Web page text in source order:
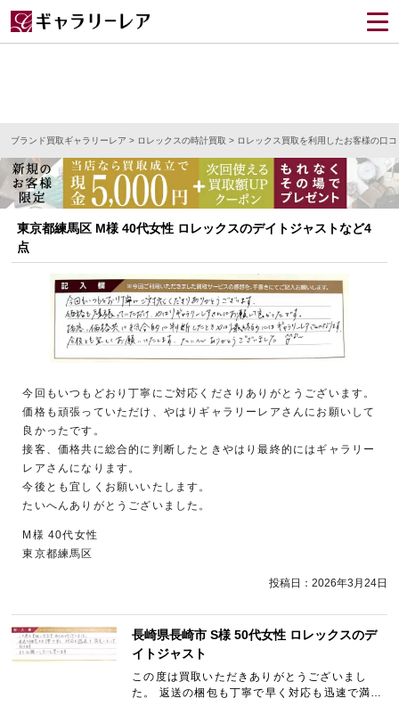
ブランド買取ギャラリーレア > ロレックスの時計買取 > ロレックス買取を利用したお客様の口コ
東京都練馬区 M様 40代女性 ロレックスのデイトジャストなど4
点
今回もいつもどおり丁寧にご対応くださりありがとうございます。
価格も頑張っていただけ、やはりギャラリーレアさんにお願いして
良かったです。
接客、価格共に総合的に判断したときやはり最終的にはギャラリー
レアさんになります。
今後とも宜しくお願いいたします。
たいへんありがとうございました。
M様 40代女性
東京都練馬区
投稿日： 2026年3月24日
長崎県長崎市 S様 50代女性 ロレックスのデ
イトジャスト
この度は買取いただきありがとうございまし
た。 返送の梱包も丁寧で早く対応も迅速で満足